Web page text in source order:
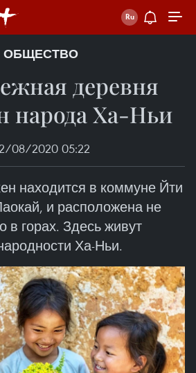
ОБЩЕСТВО
деревня
народа Ха-Ньи
08/2020 05:22
находится в коммуне Йти
и расположена не
в горах. Здесь живут
Ха-Ньи.